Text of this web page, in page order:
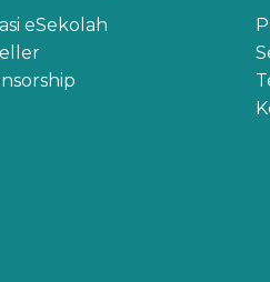
eSekolah